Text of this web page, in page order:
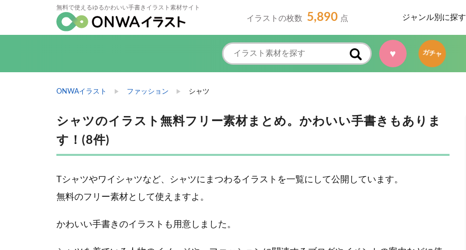
無料で使えるゆるかわいい手書きイラスト素材サイト
イラストの枚数 5,890 点 ジャンル別に探す
♥ ガチャ
ONWAイラスト ファッション シャツ
シャツのイラスト無料フリー素材まとめ。かわいい手書きもありま
す！(8件)
Tシャツやワイシャツなど、シャツにまつわるイラストを一覧にして公開しています。
無料のフリー素材として使えますよ。
かわいい手書きのイラストも用意しました。